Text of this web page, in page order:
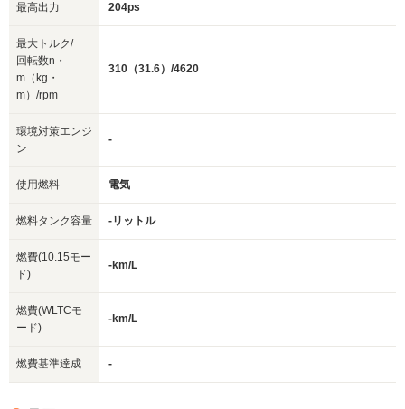
最高出力 204ps
最大トルク/
回転数n・
m（kg・
m）/rpm
310（31.6）/4620
環境対策エンジ
ン
-
使用燃料 電気
燃料タンク容量 -リットル
燃費(10.15モー
ド)
-km/L
燃費(WLTCモ
ード)
-km/L
燃費基準達成 -